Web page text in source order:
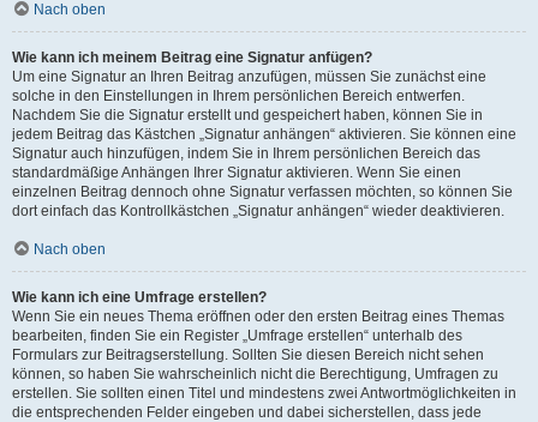
Nach oben
Wie kann ich meinem Beitrag eine Signatur anfügen?
Um eine Signatur an Ihren Beitrag anzufügen, müssen Sie zunächst eine
solche in den Einstellungen in Ihrem persönlichen Bereich entwerfen.
Nachdem Sie die Signatur erstellt und gespeichert haben, können Sie in
jedem Beitrag das Kästchen „Signatur anhängen“ aktivieren. Sie können eine
Signatur auch hinzufügen, indem Sie in Ihrem persönlichen Bereich das
standardmäßige Anhängen Ihrer Signatur aktivieren. Wenn Sie einen
einzelnen Beitrag dennoch ohne Signatur verfassen möchten, so können Sie
dort einfach das Kontrollkästchen „Signatur anhängen“ wieder deaktivieren.
Nach oben
Wie kann ich eine Umfrage erstellen?
Wenn Sie ein neues Thema eröffnen oder den ersten Beitrag eines Themas
bearbeiten, finden Sie ein Register „Umfrage erstellen“ unterhalb des
Formulars zur Beitragserstellung. Sollten Sie diesen Bereich nicht sehen
können, so haben Sie wahrscheinlich nicht die Berechtigung, Umfragen zu
erstellen. Sie sollten einen Titel und mindestens zwei Antwortmöglichkeiten in
die entsprechenden Felder eingeben und dabei sicherstellen, dass jede